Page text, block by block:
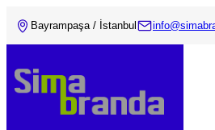
Bayrampaşa / İstanbul